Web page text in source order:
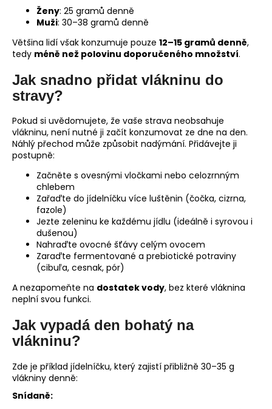
Ženy: 25 gramů denně
Muži: 30–38 gramů denně
Většina lidí však konzumuje pouze 12–15 gramů denně,
tedy méně než polovinu doporučeného množství.
Jak snadno přidat vlákninu do
stravy?
Pokud si uvědomujete, že vaše strava neobsahuje
vlákninu, není nutné ji začít konzumovat ze dne na den.
Náhlý přechod může způsobit nadýmání. Přidávejte ji
postupně:
Začněte s ovesnými vločkami nebo celozrnným
chlebem
Zařaďte do jídelníčku více luštěnin (čočka, cizrna,
fazole)
Jezte zeleninu ke každému jídlu (ideálně i syrovou i
dušenou)
Nahraďte ovocné šťávy celým ovocem
Zaraďte fermentované a prebiotické potraviny
(cibuľa, cesnak, pór)
A nezapomeňte na dostatek vody, bez které vláknina
neplní svou funkci.
Jak vypadá den bohatý na
vlákninu?
Zde je příklad jídelníčku, který zajistí přibližně 30–35 g
vlákniny denně:
Snídaně: